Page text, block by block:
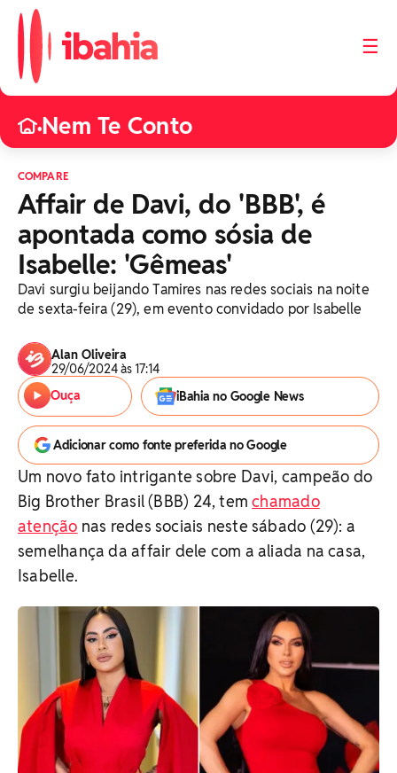
☰
•Nem Te Conto
COMPARE
Affair de Davi, do 'BBB', é
apontada como sósia de
Isabelle: 'Gêmeas'
Davi surgiu beijando Tamires nas redes sociais na noite
de sexta-feira (29), em evento convidado por Isabelle
Alan Oliveira
29/06/2024 às 17:14
Ouça
iBahia no Google News
Adicionar como fonte preferida no Google
Um novo fato intrigante sobre Davi, campeão do
Big Brother Brasil (BBB) 24, temchamado
atenção nas redes sociais neste sábado (29): a
semelhança da affair dele com a aliada na casa,
Isabelle.